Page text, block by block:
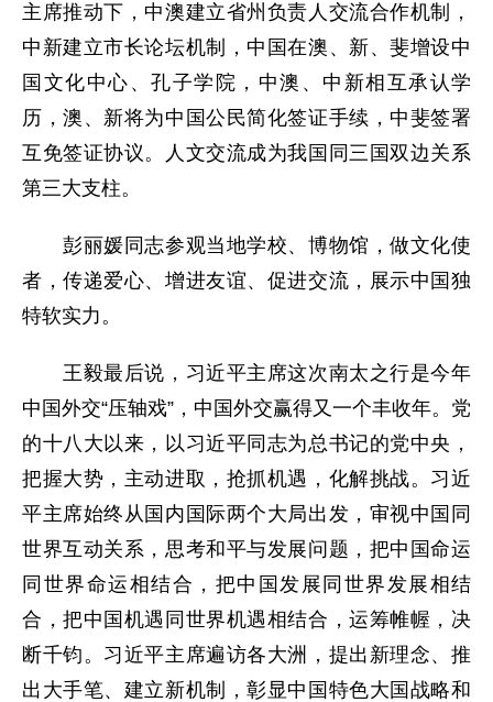
主席推动下，中澳建立省州负责人交流合作机制，
中新建立市长论坛机制，中国在澳、新、斐增设中
国文化中心、孔子学院，中澳、中新相互承认学
历，澳、新将为中国公民简化签证手续，中斐签署
互免签证协议。人文交流成为我国同三国双边关系
第三大支柱。
彭丽媛同志参观当地学校、博物馆，做文化使
者，传递爱心、增进友谊、促进交流，展示中国独
特软实力。
王毅最后说，习近平主席这次南太之行是今年
中国外交“压轴戏”，中国外交赢得又一个丰收年。党
的十八大以来，以习近平同志为总书记的党中央，
把握大势，主动进取，抢抓机遇，化解挑战。习近
平主席始终从国内国际两个大局出发，审视中国同
世界互动关系，思考和平与发展问题，把中国命运
同世界命运相结合，把中国发展同世界发展相结
合，把中国机遇同世界机遇相结合，运筹帷幄，决
断千钧。习近平主席遍访各大洲，提出新理念、推
出大手笔、建立新机制，彰显中国特色大国战略和